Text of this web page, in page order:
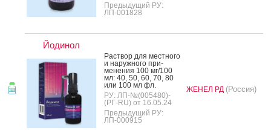
Предыдущий РУ:
ЛП-001828
Йодинол
Рас­твор для мес­тно­го
и на­руж­но­го при­
мене­ния 100 мг/100
мл: 40, 50, 60, 70, 80
или 100 мл фл.
РУ: ЛП-№(005480)-
(РГ-RU) от 16.05.24
Предыдущий РУ:
ЛП-000915
ЖЕНЕЛ РД (Россия)